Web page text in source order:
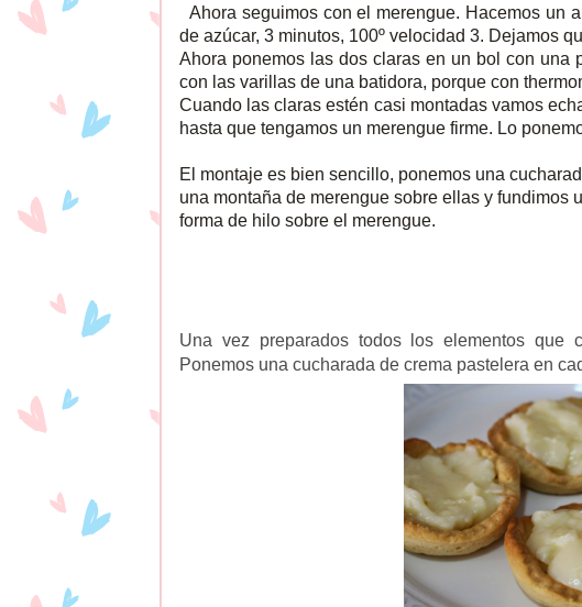
Ahora seguimos con el merengue. Hacemos un
de azúcar, 3 minutos, 100º velocidad 3. Dejamos
Ahora ponemos las dos claras en un bol con una
con las varillas de una batidora, porque con
Cuando las claras estén casi montadas vamos
hasta que tengamos un merengue firme. Lo
El montaje es bien sencillo, ponemos una
una montaña de merengue sobre ellas y fundimos
forma de hilo sobre el merengue.
Una vez preparados todos los elementos que
Ponemos una cucharada de crema pastelera en